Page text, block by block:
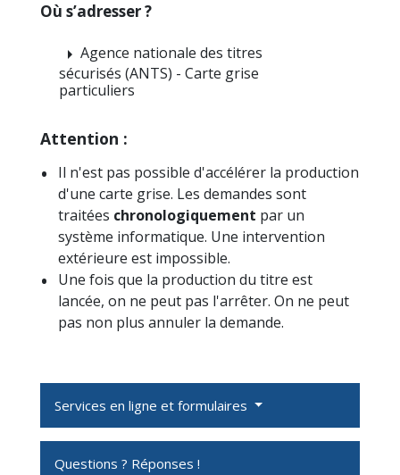
Où s’adresser ?
arrow_right Agence nationale des titres
sécurisés (ANTS) - Carte grise
particuliers
Attention :
Il n'est pas possible d'accélérer la production
d'une carte grise. Les demandes sont
traitées chronologiquement par un
système informatique. Une intervention
extérieure est impossible.
Une fois que la production du titre est
lancée, on ne peut pas l'arrêter. On ne peut
pas non plus annuler la demande.
Services en ligne et formulaires
Questions ? Réponses !